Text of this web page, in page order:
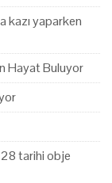
kazı yaparken
Hayat Buluyor
28 tarihi obje